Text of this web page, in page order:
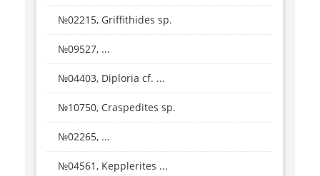
№02215, Griffithides sp.
№09527, ...
№04403, Diploria cf. ...
№10750, Craspedites sp.
№02265, ...
№04561, Kepplerites ...